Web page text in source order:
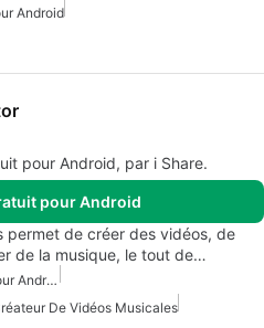
Android
pour Android, par i Share.
pour Android
permet de créer des vidéos, de
de la musique, le tout de…
Créateur De Vidéos Gratuit Pour Android
De Vidéos Musicales